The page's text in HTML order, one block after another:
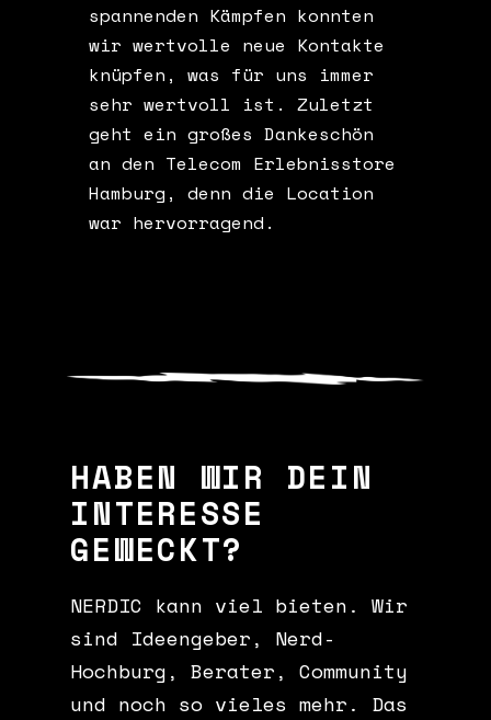
spannenden Kämpfen konnten
wir wertvolle neue Kontakte
knüpfen, was für uns immer
sehr wertvoll ist. Zuletzt
geht ein großes Dankeschön
an den Telecom Erlebnisstore
Hamburg, denn die Location
war hervorragend.
HABEN WIR DEIN
INTERESSE
GEWECKT?
NERDIC kann viel bieten. Wir
sind Ideengeber, Nerd-
Hochburg, Berater, Community
und noch so vieles mehr. Das